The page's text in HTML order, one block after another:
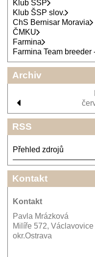
Klub ŠSP
Klub ŠSP slov.
ChS Bernisar Moravia
ČMKU
Farmina
Farmina Team
Archiv
RSS
Přehled zdrojů
Kontakt
Kontakt
Pavla Mrázková
Milíře 572,
okr.Ostrava